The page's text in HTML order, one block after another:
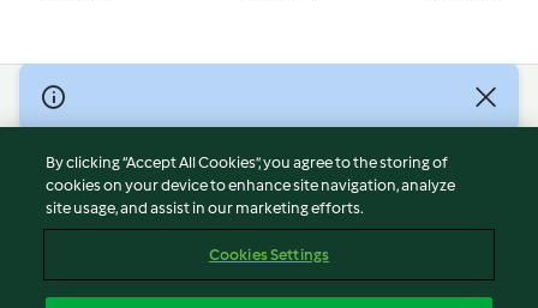
© Copyright 2026
Terms of Service
Privacy Policy
Disclaimer
Cookies
By clicking “Accept All Cookies”, you agree to the storing of
cookies on your device to enhance site navigation, analyze
site usage, and assist in our marketing efforts.
Cookies Settings